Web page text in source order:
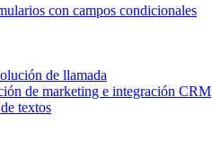
con campos condicionales
de llamada
de marketing e integración CRM
textos